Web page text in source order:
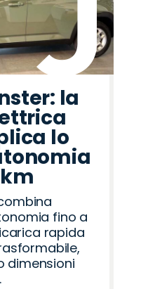
la
lo
fino a
rapida
dimensioni